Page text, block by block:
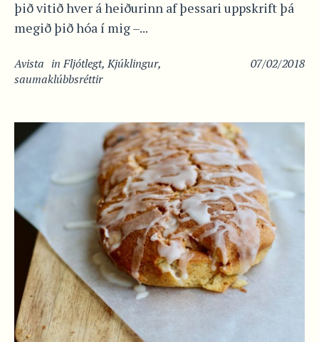
þið vitið hver á heiðurinn af þessari uppskrift þá
megið þið hóa í mig –...
07/02/2018
Avista inFljótlegt,Kjúklingur,
saumaklúbbsréttir